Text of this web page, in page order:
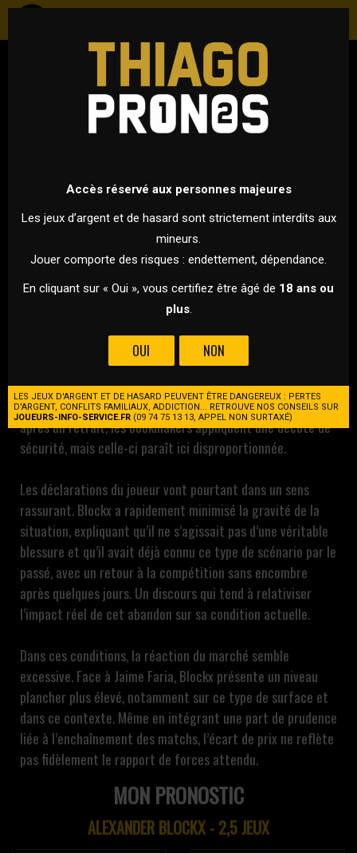
TENNIS
ATP - GRAND CHELEM - OPEN D'AUSTRALIE 2026
18 JANVIER 2026 À 05H30
VS
POUR CE 1ER TOUR DE L’OPEN D’AUSTRALIE, ALEXANDER
BLOCKX AFFRONTE JAIME FARIA !
positionnement actuel du marché semble largement
influencé par l’abandon récent d’Alexander Blockx en
qualifications. Sans cet épisode, il est difficile d’imaginer le
Belge proposé à une cote aussi élevée. Comme souvent
après un retrait, les bookmakers appliquent une décote de
sécurité, mais celle-ci paraît ici disproportionnée.
Les déclarations du joueur vont pourtant dans un sens
rassurant. Blockx a rapidement minimisé la gravité de la
situation, expliquant qu’il ne s’agissait pas d’une véritable
blessure et qu’il avait déjà connu ce type de scénario par le
passé, avec un retour à la compétition sans encombre
après quelques jours. Un discours qui tend à relativiser
l’impact réel de cet abandon sur sa condition actuelle.
Dans ces conditions, la réaction du marché semble
excessive. Face à Jaime Faria, Blockx présente un niveau
plancher plus élevé, notamment sur ce type de surface et
dans ce contexte. Même en intégrant une part de prudence
liée à l’enchaînement des matchs, l’écart de prix ne reflète
pas fidèlement le rapport de forces attendu.
MON PRONOSTIC
ALEXANDER BLOCKX - 2,5 JEUX
Accès réservé aux personnes majeures
Les jeux d’argent et de hasard sont strictement interdits aux
mineurs.
Jouer comporte des risques : endettement, dépendance.
En cliquant sur « Oui », vous certifiez être âgé de 18 ans ou
plus.
OUI NON
LES JEUX D'ARGENT ET DE HASARD PEUVENT ÊTRE DANGEREUX : PERTES
D'ARGENT, CONFLITS FAMILIAUX, ADDICTION... RETROUVE NOS CONSEILS SUR
JOUEURS-INFO-SERVICE.FR (09 74 75 13 13, APPEL NON SURTAXÉ)